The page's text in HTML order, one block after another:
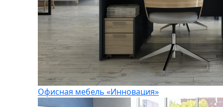
Офисная мебель «Инновация»